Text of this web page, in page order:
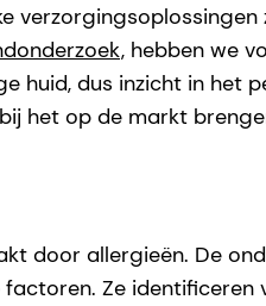
, hebben we
huid, dus inzicht in het
het op de markt
door allergieën. De
Ze identificeren